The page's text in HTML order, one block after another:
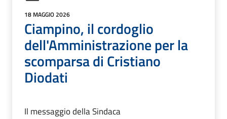
18 MAGGIO 2026
Ciampino, il cordoglio
dell'Amministrazione per la
scomparsa di Cristiano
Diodati
Il messaggio della Sindaca